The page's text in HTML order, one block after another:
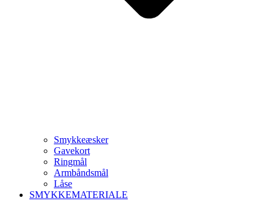
Smykkeæsker
Gavekort
Ringmål
Armbåndsmål
Låse
SMYKKEMATERIALE